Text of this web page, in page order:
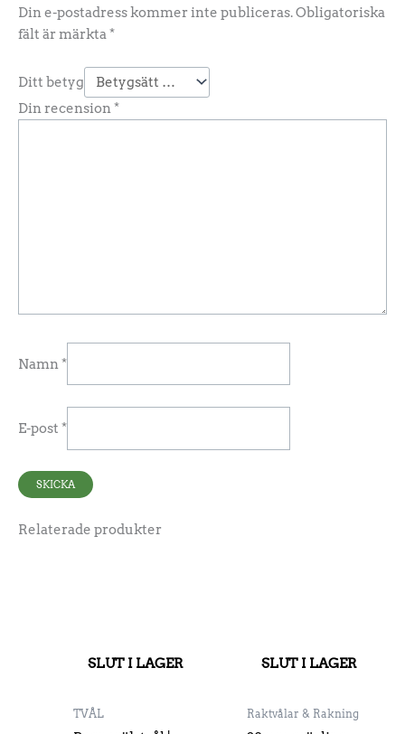
Din e-postadress kommer inte publiceras.Obligatoriska
fält är märkta*
Ditt betyg
Din recension*
Namn *
E-post *
Relaterade produkter
SLUT I LAGER
TVÅL
SLUT I LAGER
Raktvålar & Rakning